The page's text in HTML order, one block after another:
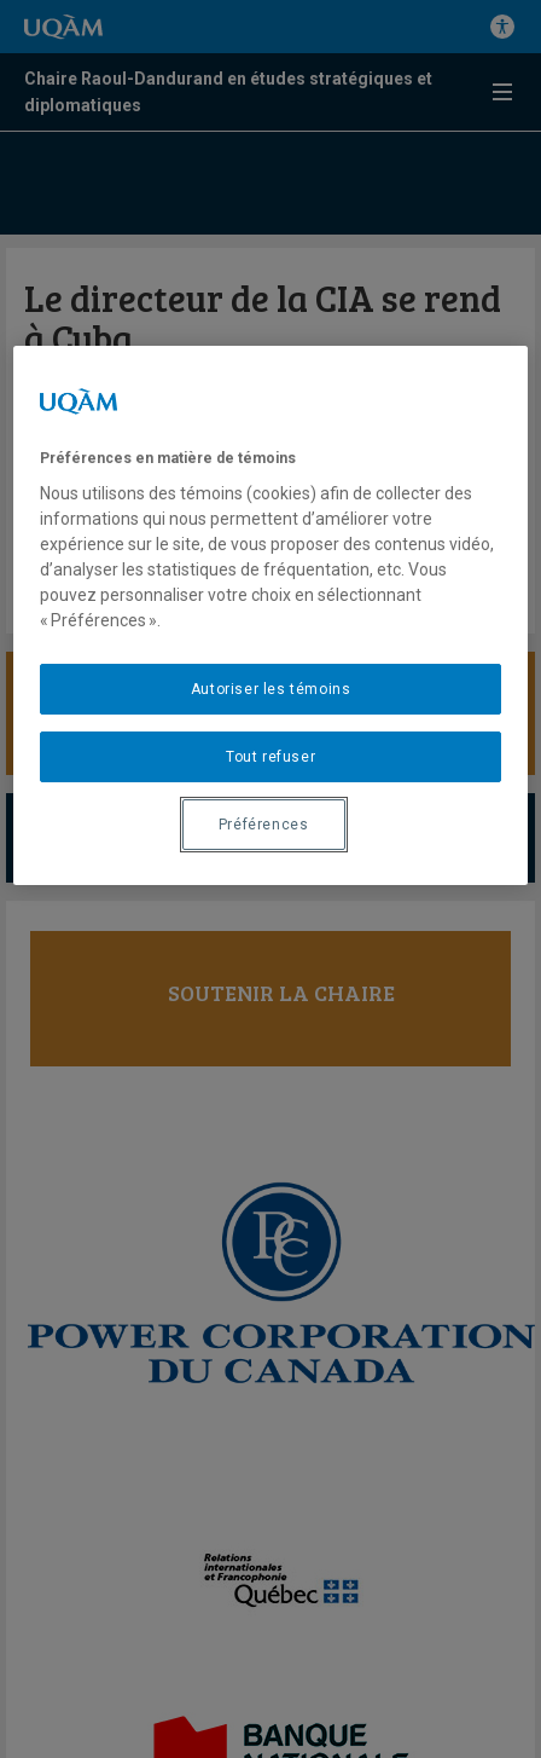
Chaire Raoul-Dandurand en études stratégiques et
diplomatiques
Le directeur de la CIA se rend
à Cuba
Valérie Beaudoin
98,5 FM
Vendredi 15 mai 2026
Lien externe
SOUTENIR LA CHAIRE
PARTENAIRES MAJEURS
Tous les partenaires
SOUTENIR LA CHAIRE
Préférences en matière de témoins
Nous utilisons des témoins (cookies) afin de collecter des
informations qui nous permettent d’améliorer votre
expérience sur le site, de vous proposer des contenus vidéo,
d’analyser les statistiques de fréquentation, etc. Vous
pouvez personnaliser votre choix en sélectionnant
« Préférences ».
Tout refuser
Autoriser les témoins
Préférences